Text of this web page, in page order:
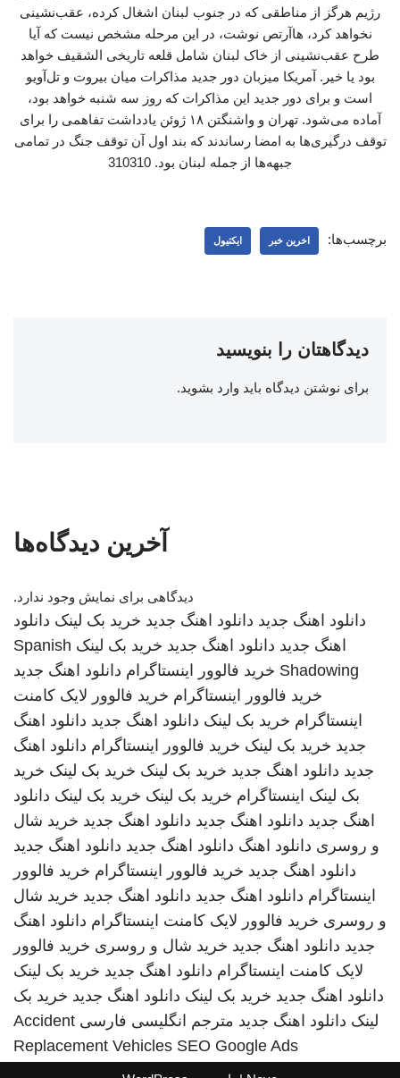
رژیم هرگز از مناطقی که در جنوب لبنان اشغال کرده، عقب‌نشینی
نخواهد کرد، هاآرتص نوشت، در این مرحله مشخص نیست که آیا
طرح عقب‌نشینی از خاک لبنان شامل قلعه تاریخی الشقیف خواهد
بود یا خیر. آمریکا میزبان دور جدید مذاکرات میان بیروت و تل‌آویو
است و برای دور جدید این مذاکرات که روز سه شنبه خواهد بود،
آماده می‌شود. تهران و واشنگتن ۱۸ ژوئن یادداشت تفاهمی را برای
توقف درگیری‌ها به امضا رساندند که بند اول آن توقف جنگ در تمامی
جبهه‌ها از جمله لبنان بود. 310310
برچسب‌ها: اخرین خبر ایکتیول
دیدگاهتان را بنویسید
برای نوشتن دیدگاه باید وارد بشوید.
آخرین دیدگاه‌ها
دیدگاهی برای نمایش وجود ندارد.
دانلود اهنگ جدید دانلود اهنگ جدید خرید بک لینک دانلود
اهنگ جدید دانلود اهنگ جدید خرید بک لینک Spanish
Shadowing خرید فالوور اینستاگرام دانلود اهنگ جدید
خرید فالوور اینستاگرام خرید فالوور لایک کامنت
اینستاگرام خرید بک لینک دانلود اهنگ جدید دانلود اهنگ
جدید خرید بک لینک خرید فالوور اینستاگرام دانلود اهنگ
جدید دانلود اهنگ جدید خرید بک لینک خرید بک لینک خرید
بک لینک اینستاگرام خرید بک لینک خرید بک لینک دانلود
اهنگ جدید دانلود اهنگ جدید دانلود اهنگ جدید خرید شال
و روسری دانلود اهنگ دانلود اهنگ جدید دانلود اهنگ جدید
دانلود اهنگ جدید خرید فالوور اینستاگرام خرید فالوور
اینستاگرام دانلود اهنگ جدید دانلود اهنگ جدید خرید شال
و روسری خرید فالوور لایک کامنت اینستاگرام دانلود اهنگ
جدید دانلود اهنگ جدید خرید شال و روسری خرید فالوور
لایک کامنت اینستاگرام دانلود اهنگ جدید خرید بک لینک
دانلود اهنگ جدید خرید بک لینک دانلود اهنگ جدید خرید بک
لینک دانلود اهنگ جدید مترجم انگلیسی فارسی Accident
Replacement Vehicles SEO Google Ads